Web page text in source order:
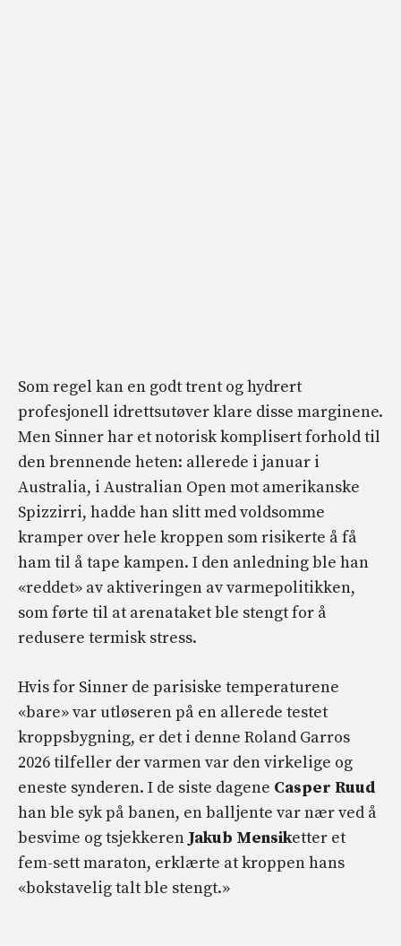
Som regel kan en godt trent og hydrert
profesjonell idrettsutøver klare disse marginene.
Men Sinner har et notorisk komplisert forhold til
den brennende heten: allerede i januar i
Australia, i Australian Open mot amerikanske
Spizzirri, hadde han slitt med voldsomme
kramper over hele kroppen som risikerte å få
ham til å tape kampen. I den anledning ble han
«reddet» av aktiveringen av varmepolitikken,
som førte til at arenataket ble stengt for å
redusere termisk stress.
Hvis for Sinner de parisiske temperaturene
«bare» var utløseren på en allerede testet
kroppsbygning, er det i denne Roland Garros
2026 tilfeller der varmen var den virkelige og
eneste synderen. I de siste dagene Casper Ruud
han ble syk på banen, en balljente var nær ved å
besvime og tsjekkeren Jakub Mensiketter et
fem-sett maraton, erklærte at kroppen hans
«bokstavelig talt ble stengt.»